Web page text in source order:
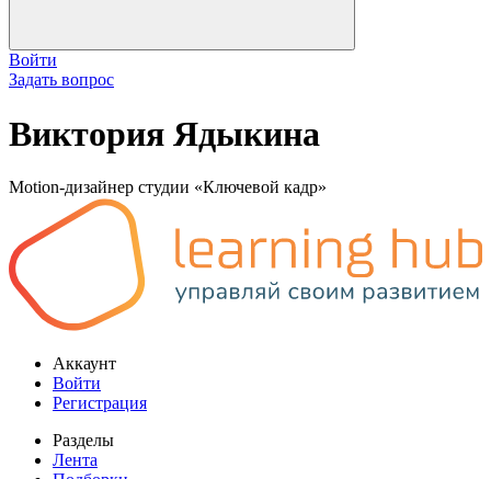
Войти
Задать вопрос
Виктория Ядыкина
Motion-дизайнер студии «Ключевой кадр»
Аккаунт
Войти
Регистрация
Разделы
Лента